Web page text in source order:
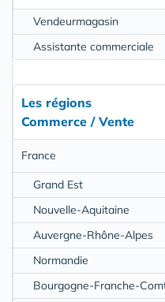
Vendeurmagasin
Assistante commerciale
Les régions
Commerce / Vente
France
Grand Est
Nouvelle-Aquitaine
Auvergne-Rhône-Alpes
Normandie
Bourgogne-Franche-